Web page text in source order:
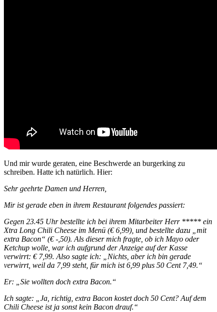
Und mir wurde geraten, eine Beschwerde an burgerking zu
schreiben. Hatte ich natürlich. Hier:
Sehr geehrte Damen und Herren,
Mir ist gerade eben in ihrem Restaurant folgendes passiert:
Gegen 23.45 Uhr bestellte ich bei ihrem Mitarbeiter Herr ***** ein
Xtra Long Chili Cheese im Menü (€ 6,99), und bestellte dazu „mit
extra Bacon“ (€ -,50). Als dieser mich fragte, ob ich Mayo oder
Ketchup wolle, war ich aufgrund der Anzeige auf der Kasse
verwirrt: € 7,99. Also sagte ich: „Nichts, aber ich bin gerade
verwirrt, weil da 7,99 steht, für mich ist 6,99 plus 50 Cent 7,49.“
Er: „Sie wollten doch extra Bacon.“
Ich sagte: „Ja, richtig, extra Bacon kostet doch 50 Cent? Auf dem
Chili Cheese ist ja sonst kein Bacon drauf.“